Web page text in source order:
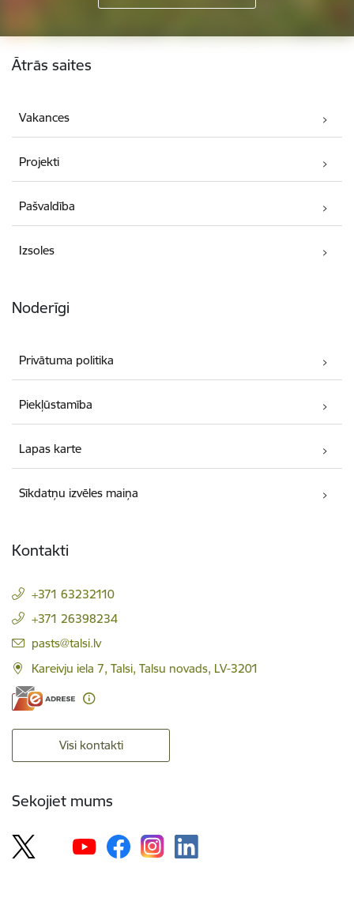
Kājene
Ātrās saites
Vakances
Projekti
Pašvaldība
Izsoles
Noderīgi
Privātuma politika
Piekļūstamība
Lapas karte
Sīkdatņu izvēles maiņa
Kontakti
+371 63232110
+371 26398234
E-pasts:
pasts@talsi.lv
Kareivju iela 7, Talsi, Talsu novads, LV-3201
Visi kontakti
Sekojiet mums